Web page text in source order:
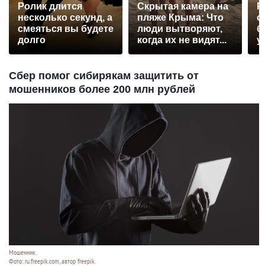
Ролик длится
несколько секунд, а
смеяться вы будете
долго
Скрытая камера на
пляже Крыма: Что
люди вытворяют,
когда их не видят...
Сбер помог сибирякам защитить от
мошенников более 200 млн рублей
Мошенник.
Фото: ru.freepik.com, автор freepik.